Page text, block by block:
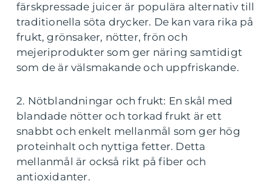
färskpressade juicer är populära alternativ till
traditionella söta drycker. De kan vara rika på
frukt, grönsaker, nötter, frön och
mejeriprodukter som ger näring samtidigt
som de är välsmakande och uppfriskande.
2. Nötblandningar och frukt: En skål med
blandade nötter och torkad frukt är ett
snabbt och enkelt mellanmål som ger hög
proteinhalt och nyttiga fetter. Detta
mellanmål är också rikt på fiber och
antioxidanter.